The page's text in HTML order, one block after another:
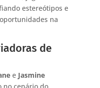
estereótipos e
na
de
e Jasmine